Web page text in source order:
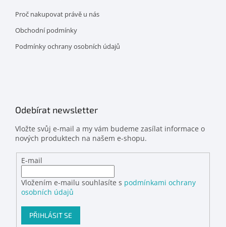
Proč nakupovat právě u nás
Obchodní podmínky
Podmínky ochrany osobních údajů
Odebírat newsletter
Vložte svůj e-mail a my vám budeme zasílat informace o
nových produktech na našem e-shopu.
E-mail
Vložením e-mailu souhlasíte s podmínkami ochrany
osobních údajů
PŘIHLÁSIT SE